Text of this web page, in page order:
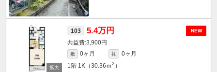
NEW
103 5.4万円
3,900円
敷 0ヶ月 礼
0ヶ月
1階 1K（30.36ｍ2 ）